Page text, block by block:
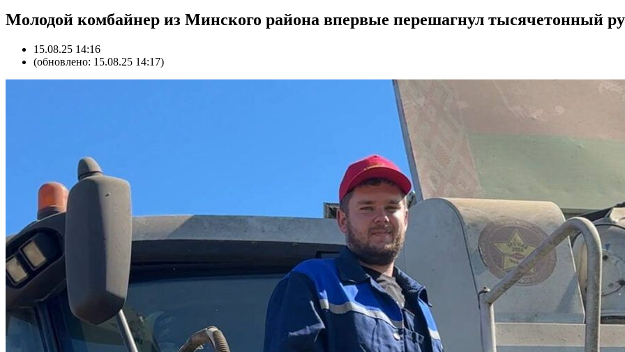
Молодой комбайнер из Минского района впервые перешагнул тысячетонный
15.08.25 14:16
(обновлено: 15.08.25 14:17)